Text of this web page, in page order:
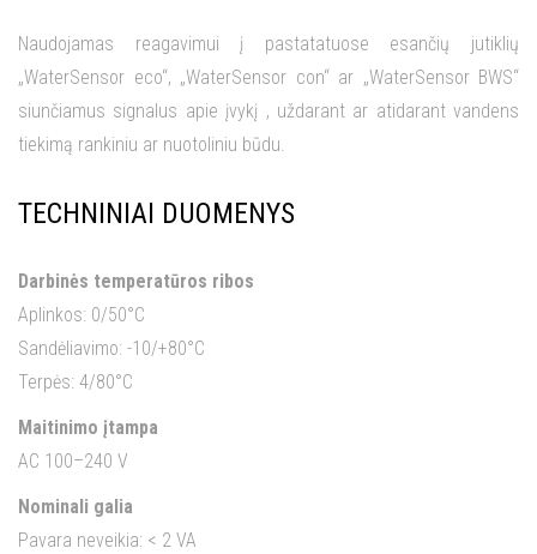
Naudojamas reagavimui į pastatatuose esančių jutiklių
„WaterSensor eco“, „WaterSensor con“ ar „WaterSensor BWS“
siunčiamus signalus apie įvykį , uždarant ar atidarant vandens
tiekimą rankiniu ar nuotoliniu būdu.
TECHNINIAI DUOMENYS
Darbinės temperatūros ribos
Aplinkos: 0/50°C
Sandėliavimo: -10/+80°C
Terpės: 4/80°C
Maitinimo įtampa
AC 100–240 V
Nominali galia
Pavara neveikia: < 2 VA